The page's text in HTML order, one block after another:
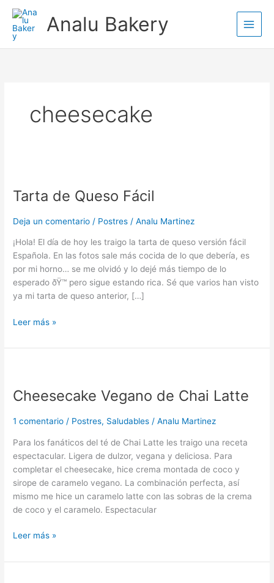
contenido
Analu Bakery
cheesecake
Tarta de Queso Fácil
Deja un comentario / Postres /Analu Martinez
¡Hola! El día de hoy les traigo la tarta de queso versión fácil
Española. En las fotos sale más cocida de lo que debería, es
por mi horno… se me olvidó y lo dejé más tiempo de lo
esperado ðŸ™ pero sigue estando rica. Sé que varios han visto
ya mi tarta de queso anterior, […]
Queso
Leer más »
Cheesecake Vegano de Chai Latte
1 comentario / Postres, Saludables /Analu Martinez
Para los fanáticos del té de Chai Latte les traigo una receta
espectacular. Ligera de dulzor, vegana y deliciosa. Para
completar el cheesecake, hice crema montada de coco y
sirope de caramelo vegano. La combinación perfecta, así
mismo me hice un caramelo latte con las sobras de la crema
de coco y el caramelo. Espectacular
de
Latte
Leer más »